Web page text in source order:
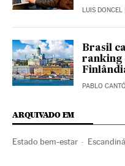
LUIS DONCEL
Brasil
ranking
PABLO CANTÓ
ARQUIVADO EM
Estado bem-estar